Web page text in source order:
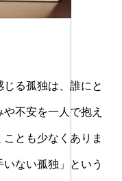
る孤独は、誰にと
不安を一人で抱え
とも少なくありま
ない孤独」という